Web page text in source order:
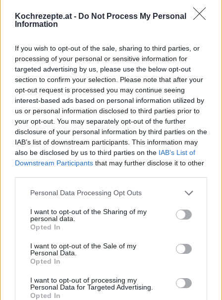
Kochrezepte.at - Do Not Process My Personal
Information
If you wish to opt-out of the sale, sharing to third parties, or
processing of your personal or sensitive information for
targeted advertising by us, please use the below opt-out
section to confirm your selection. Please note that after your
opt-out request is processed you may continue seeing
interest-based ads based on personal information utilized by
us or personal information disclosed to third parties prior to
your opt-out. You may separately opt-out of the further
disclosure of your personal information by third parties on the
IAB’s list of downstream participants. This information may
also be disclosed by us to third parties on the IAB’s List of
Downstream Participants that may further disclose it to other
Personal Data Processing Opt Outs
I want to opt-out of the Sharing of my
personal data.
Opted In
I want to opt-out of the Sale of my
Personal Data.
Opted In
I want to opt-out of processing my
Personal Data for Targeted Advertising.
Opted In
Party Rezepte/
Sommer Rezepte/ Punsch Rezepte
Ähnliche Rezepte
Beerenpunsch
Leicht
Eierpunsch
Leicht
Glühmost
Leicht
Eierlikörpunsch
Leicht
Orangen-Rum-Punsch